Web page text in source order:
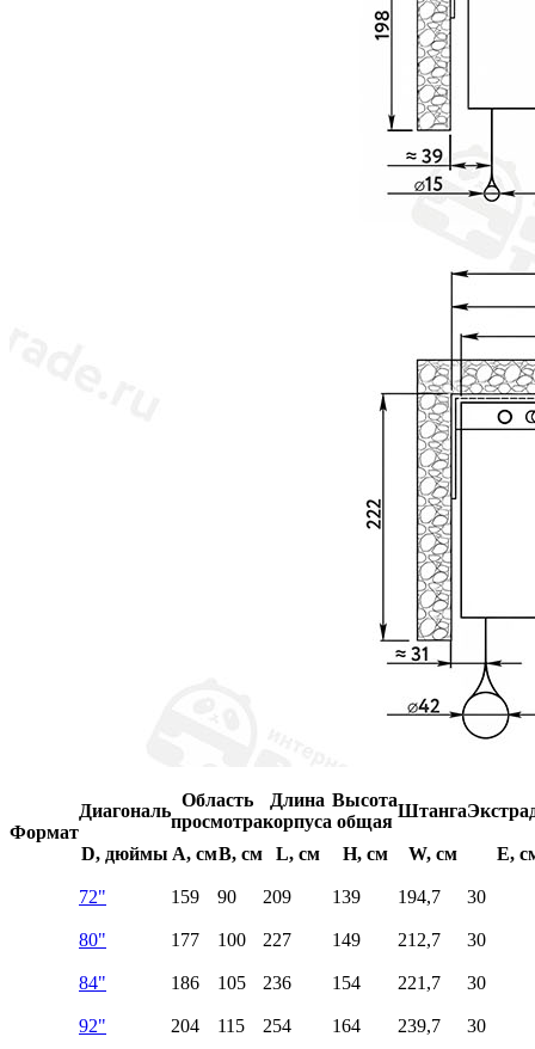
Формат
Диагональ
Область
просмотра
Длина
корпуса
Высота
общая
Штанга
D, дюймы A, смB, см L, см H, см W, см E,
72" 159 90 209 139 194,7 30
80" 177 100 227 149 212,7 30
84" 186 105 236 154 221,7 30
92" 204 115 254 164 239,7 30